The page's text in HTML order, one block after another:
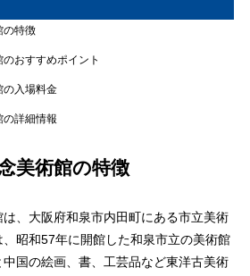
の特徴
おすすめポイント
の入場料金
の詳細情報
美術館の特徴
、大阪府和泉市内田町にある市立美術
昭和57年に開館した和泉市立の美術館
国の絵画、書、工芸品など東洋古美術